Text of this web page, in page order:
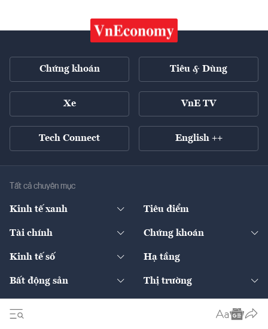
Chứng khoán Tiêu & Dùng
Xe VnE TV
Tech Connect English ++
Tất cả chuyên mục
Kinh tế xanh
Diễn đàn
Tiêu điểm
Tài chính
Ngân hàng
Bảo hiểm
Chứng khoán
Doanh nghiệp niêm yết
Kinh tế số
Sản phẩm - Thị trường
Dịch vụ số
Hạ tầng
Bất động sản
Chính sách
Thị trường
Thị trường
Xuất nhập khẩu
Kinh tế